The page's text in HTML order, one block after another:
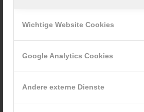
Wichtige Website Cookies
Google Analytics Cookies
Andere externe Dienste